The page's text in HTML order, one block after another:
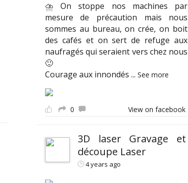
⛈ On stoppe nos machines par
mesure de précaution mais nous
sommes au bureau, on crée, on boit
des cafés et on sert de refuge aux
naufragés qui seraient vers chez nous
🙂
Courage aux innondés ... See more
0 View on facebook
3D laser Gravage et
découpe Laser
4 years ago